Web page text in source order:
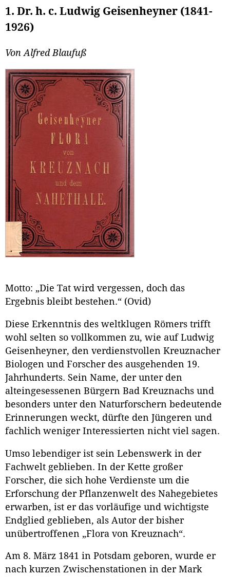
1. Dr. h. c. Ludwig Geisenheyner (1841-
1926)
Von Alfred Blaufuß
Motto: „Die Tat wird vergessen, doch das
Ergebnis bleibt bestehen.“ (Ovid)
Diese Erkenntnis des weltklugen Römers trifft
wohl selten so vollkommen zu, wie auf Ludwig
Geisenheyner, den verdienstvollen Kreuznacher
Biologen und Forscher des ausgehenden 19.
Jahrhunderts. Sein Name, der unter den
alteingesessenen Bürgern Bad Kreuznachs und
besonders unter den Naturforschern bedeutende
Erinnerungen weckt, dürfte den Jüngeren und
fachlich weniger Interessierten nicht viel sagen.
Umso lebendiger ist sein Lebenswerk in der
Fachwelt geblieben. In der Kette großer
Forscher, die sich hohe Verdienste um die
Erforschung der Pflanzenwelt des Nahegebietes
erwarben, ist er das vorläufige und wichtigste
Endglied geblieben, als Autor der bisher
unübertroffenen „Flora von Kreuznach“.
Am 8. März 1841 in Potsdam geboren, wurde er
nach kurzen Zwischenstationen in der Mark